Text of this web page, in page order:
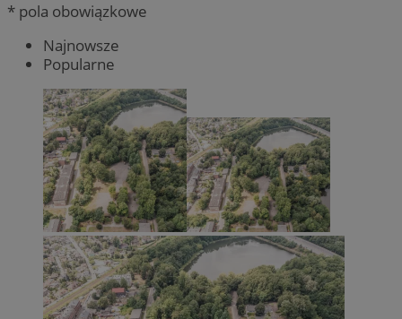
* pola obowiązkowe
Najnowsze
Popularne